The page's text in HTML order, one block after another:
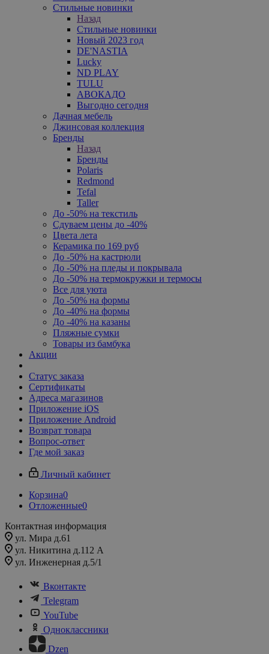
Стильные новинки
Назад
Стильные новинки
Новый 2023 год
DE'NASTIA
Lucky
ND PLAY
TULU
АВОКАДО
Выгодно сегодня
Дачная мебель
Джинсовая коллекция
Бренды
Назад
Бренды
Polaris
Redmond
Tefal
Taller
До -50% на текстиль
Сдуваем цены до -40%
Цвета лета
Керамика по 169 руб
До -50% на кастрюли
До -50% на пледы и покрывала
До -50% на термокружки и термосы
Все для уюта
До -50% на формы
До -40% на формы
До -40% на казаны
Пляжные сумки
Товары из бамбука
Акции
Статус заказа
Сертификаты
Адреса магазинов
Приложение iOS
Приложение Android
Возврат товара
Вопрос-ответ
Где мой заказ
Личный кабинет
Корзина0
Отложенные0
Контактная информация
ул. Мира д.61
ул. Никитина д.112 А
ул. Инженерная д.5/1
Вконтакте
Telegram
YouTube
Одноклассники
Dzen